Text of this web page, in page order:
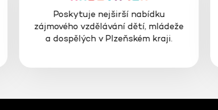
Poskytuje nejširší nabídku
zájmového vzdělávání dětí, mládeže
a dospělých v Plzeňském kraji.